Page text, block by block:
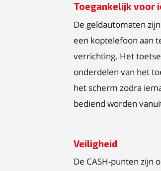
Toegankelijk voor
De geldautomaten
een koptelefoon aan
verrichting. Het
onderdelen van het
het scherm zodra
bediend worden
Veiligheid
De CASH-punten zijn